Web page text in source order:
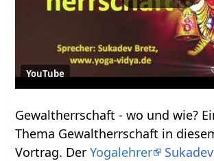
YouTube
Gewaltherrschaft‏‎ - wo und wie? Einige Infos zum
Thema Gewaltherrschaft‏‎ in diesem kurzen
Vortrag. DerYogalehrer Sukadev